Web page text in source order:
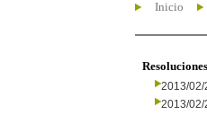
Inicio
2013/02/
2013/02/